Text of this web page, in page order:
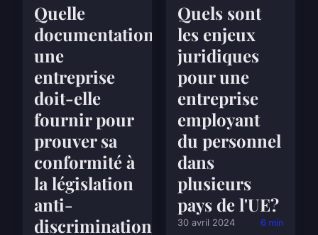
Quelle
documentation
une
entreprise
doit-elle
fournir pour
prouver sa
conformité à
la législation
anti-
discrimination?
Quels sont
les enjeux
juridiques
pour une
entreprise
employant
du personnel
dans
plusieurs
pays de l'UE?
30 avril 2024 6 min